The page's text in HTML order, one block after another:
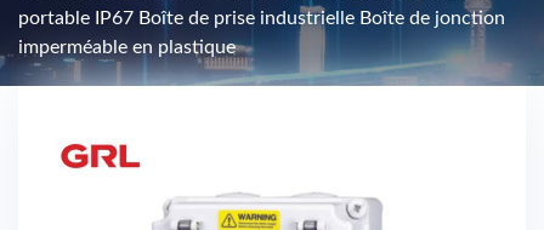
portable IP67 Boîte de prise industrielle Boîte de jonction
imperméable en plastique